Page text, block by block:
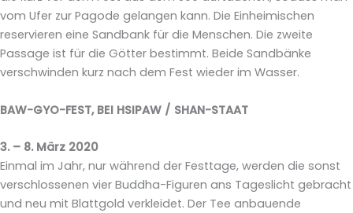
vom Ufer zur Pagode gelangen kann. Die Einheimischen
reservieren eine Sandbank für die Menschen. Die zweite
Passage ist für die Götter bestimmt. Beide Sandbänke
verschwinden kurz nach dem Fest wieder im Wasser.
BAW-GYO-FEST, BEI HSIPAW / SHAN-STAAT
3. – 8. März 2020
Einmal im Jahr, nur während der Festtage, werden die sonst
verschlossenen vier Buddha-Figuren ans Tageslicht gebracht
und neu mit Blattgold verkleidet. Der Tee anbauende